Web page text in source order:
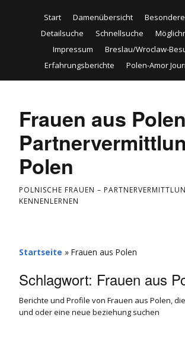
Start Damenübersicht
Detailsuche
Schnellsuche
Impressum
Breslau/Wroclaw-
Erfahrungsberichte
Polen-Amor
Frauen aus Polen
Polen
POLNISCHE FRAUEN –
KENNENLERNEN
Startseite » Frauen aus Polen
Schlagwort: Frauen aus
Berichte und Profile von Frauen aus Polen,
und oder eine neue beziehung suchen